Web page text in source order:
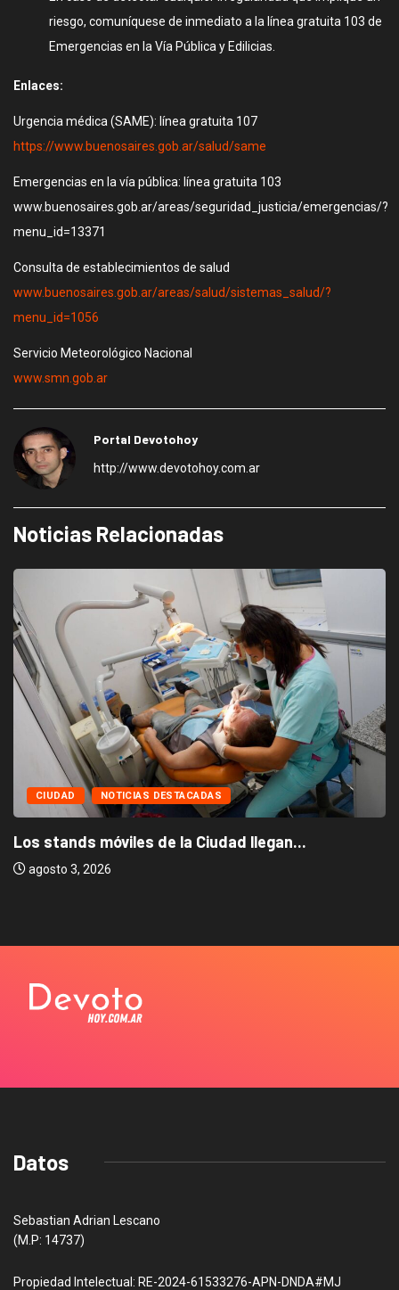
riesgo, comuníquese de inmediato a la línea gratuita 103 de
Emergencias en la Vía Pública y Edilicias.
Enlaces:
Urgencia médica (SAME): línea gratuita 107
https://www.buenosaires.gob.ar/salud/same
Emergencias en la vía pública: línea gratuita 103
www.buenosaires.gob.ar/areas/seguridad_justicia/emergencias/?
menu_id=13371
Consulta de establecimientos de salud
www.buenosaires.gob.ar/areas/salud/sistemas_salud/?
menu_id=1056
Servicio Meteorológico Nacional
www.smn.gob.ar
Portal Devotohoy
http://www.devotohoy.com.ar
Noticias Relacionadas
CIUDAD NOTICIAS DESTACADAS
Los stands móviles de la Ciudad llegan...
agosto 3, 2026
Datos
Sebastian Adrian Lescano
(M.P: 14737)
Propiedad Intelectual: RE-2024-61533276-APN-DNDA#MJ